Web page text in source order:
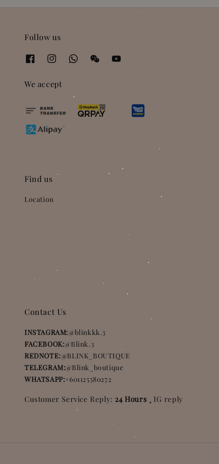
Follow us
We accept
Find us
Location
Contact Us
INSTAGRAM:@blinkkk.3
FACEBOOK:@Blink.3
REDNOTE:@BLINK_BOUTIQUE
TELEGRAM:@Blink_boutique
WHATSAPP:+601125580272
Customer Service Reply: 24 Hours ¸ IG reply